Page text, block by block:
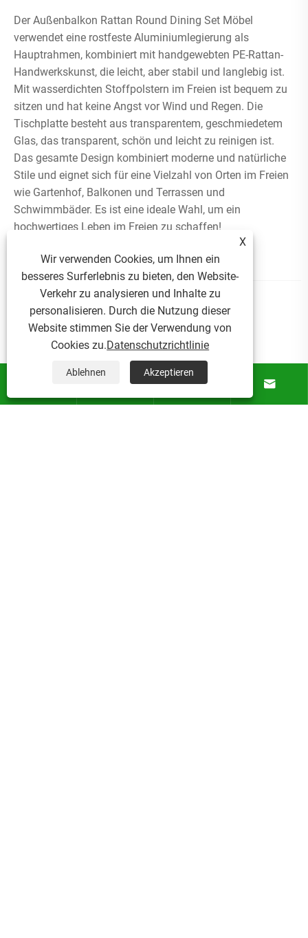
Der Außenbalkon Rattan Round Dining Set Möbel
verwendet eine rostfeste Aluminiumlegierung als
Hauptrahmen, kombiniert mit handgewebten PE-Rattan-
Handwerkskunst, die leicht, aber stabil und langlebig ist.
Mit wasserdichten Stoffpolstern im Freien ist bequem zu
sitzen und hat keine Angst vor Wind und Regen. Die
Tischplatte besteht aus transparentem, geschmiedetem
Glas, das transparent, schön und leicht zu reinigen ist.
Das gesamte Design kombiniert moderne und natürliche
Stile und eignet sich für eine Vielzahl von Orten im Freien
wie Gartenhof, Balkonen und Terrassen und
Schwimmbäder. Es ist eine ideale Wahl, um ein
hochwertiges Leben im Freien zu schaffen!
Mehr sehen >> Anfrage absenden >>
« 1 2 3 4 »
Als Essset im Freien Hersteller und Lieferant in China
haben wir unsere eigene Fabrik. Wenn Sie sich für den
Kauf von Produkten interessieren, setzen Sie sich mit uns
 
X
Wir verwenden Cookies, um Ihnen ein
besseres Surferlebnis zu bieten, den Website-
Verkehr zu analysieren und Inhalte zu
personalisieren. Durch die Nutzung dieser
Website stimmen Sie der Verwendung von
Cookies zu.Datenschutzrichtlinie
Ablehnen Akzeptieren